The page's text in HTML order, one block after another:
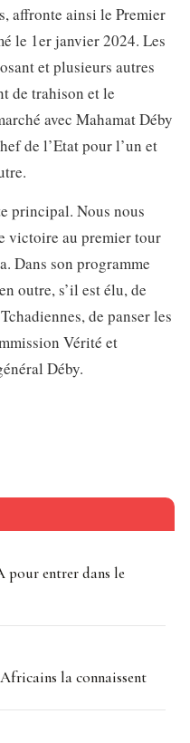
affronte ainsi le Premier
le 1er janvier 2024. Les
et plusieurs autres
de trahison et le
avec Mahamat Déby
de l’Etat pour l’un et
principal. Nous nous
victoire au premier tour
Dans son programme
outre, s’il est élu, de
de panser les
Vérité et
Déby.
pour entrer dans le
la connaissent